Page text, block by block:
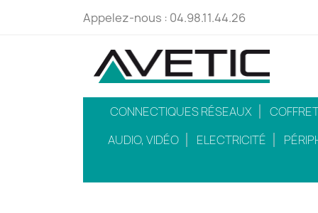
Appelez-nous : 04.98.11.44.26
CONNECTIQUES RÉSEAUX
AUDIO, VIDÉO
ELECTRICITÉ